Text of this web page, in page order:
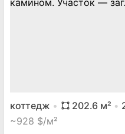
коттедж 202.6 м²
~928 $/м²